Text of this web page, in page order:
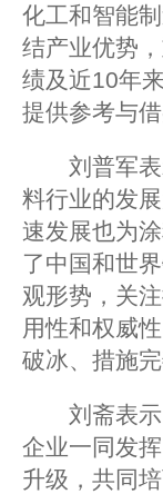
化工和智能
结产业优势
绩及近10年
提供参考与借
刘普军表
料行业的发
速发展也为
了中国和世
观形势，关
用性和权威
破冰、措施
刘斋表示
企业一同发
升级，共同